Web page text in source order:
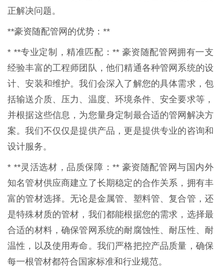
正解决问题。
**豪资随配管网的优势：**
* **专业定制，精准匹配：** 豪资随配管网拥有一支
经验丰富的工程师团队，他们精通各种管网系统的设
计、安装和维护。我们会深入了解您的具体需求，包
括输送介质、压力、温度、环境条件、安全要求等，
并根据这些信息，为您量身定制最合适的管网解决方
案。我们不仅仅是提供产品，更是提供专业的咨询和
设计服务。
* **灵活选材，品质保障：** 豪资随配管网与国内外
知名管材供应商建立了长期稳定的合作关系，拥有丰
富的管材选择。无论是金属管、塑料管、复合管，还
是特殊材质的管材，我们都能根据您的需求，选择最
合适的材料，确保管网系统的耐腐蚀性、耐压性、耐
温性，以及使用寿命。我们严格把控产品质量，确保
每一根管材都符合国家标准和行业规范。